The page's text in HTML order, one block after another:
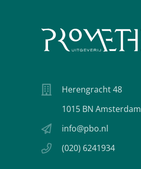
Herengracht 48
1015 BN Amsterdam
info@pbo.nl
(020) 6241934